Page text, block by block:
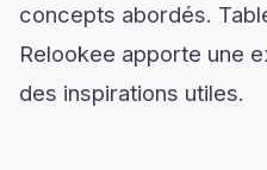
concepts abordés.
Relookee apporte une
des inspirations utiles.